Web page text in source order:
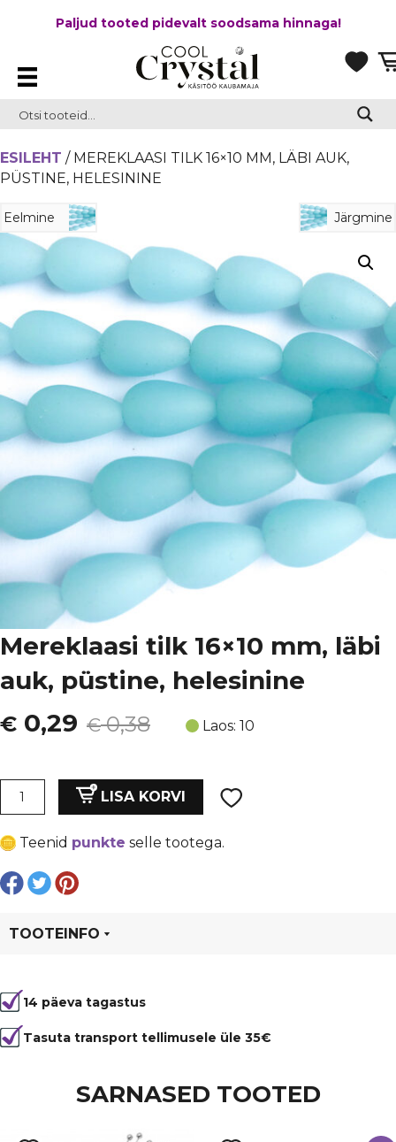
Paljud tooted pidevalt soodsama hinnaga!
ESILEHT / MEREKLAASI TILK 16×10 MM, LÄBI AUK,
PÜSTINE, HELESININE
Eelmine Järgmine
Mereklaasi tilk 16×10 mm, läbi
auk, püstine, helesinine
€0,38
Algne
oli:
€ 0,38.
€ 0,29
Current
is:
€ 0,29.
Laos: 10
Mereklaasi
mm,
läbi
auk,
helesinine
LISA KORVI
Teenid punkte selle tootega.
TOOTEINFO
14 päeva tagastus
Tasuta transport tellimusele üle 35€
SARNASED TOOTED